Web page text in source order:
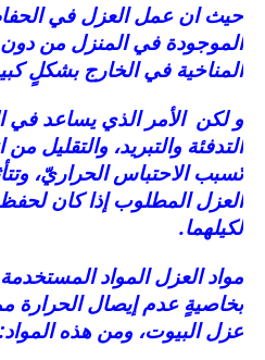
حيث ان عمل العزل في
الموجودة في المنزل من دون
المناخية في الخارج بشكلٍ
و لكن الأمر الذي يساعد في
التدفئة والتبريد، والتقليل
تُسبب الاحتباس الحراريّ،
العزل المطلوب إذا كان لحفظ
لكيلهما.
مواد العزل المواد
بخاصيةٍ عدم إيصال الحرارة
عزل البيوت، ومن هذه المواد: